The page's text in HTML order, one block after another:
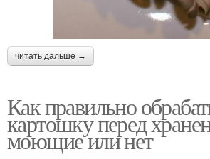
читать дальше →
Как правильно
картошку перед
моющие или нет